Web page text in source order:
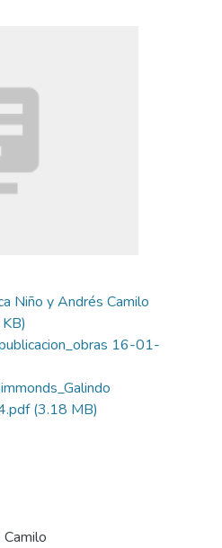
Niño y Andrés Camilo
16-01-
(3.18 MB)